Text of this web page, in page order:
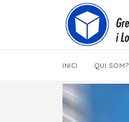
INICI QUI SOM?